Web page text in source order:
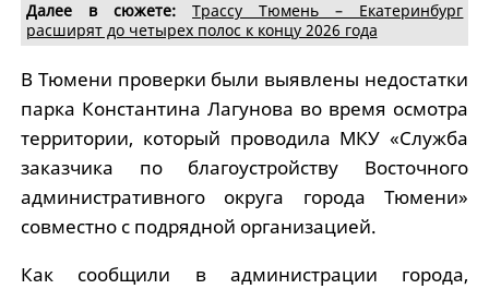
Далее в сюжете:
Трассу Тюмень – Екатеринбург
расширят до четырех полос к концу 2026 года
В Тюмени проверки были выявлены недостатки
парка Константина Лагунова во время осмотра
территории, который проводила МКУ «Служба
заказчика по благоустройству Восточного
административного округа города Тюмени»
совместно с подрядной организацией.
Как сообщили в администрации города,